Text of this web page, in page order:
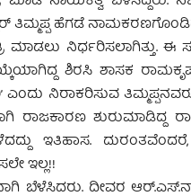
ಹೆಗಡೆ
ನಿರ್ಧರಿಸಲಾಗಿತ್ತು. ಈ
ಶಿರಸಿ ಶಾಸಕ
ನಿರಾಕರಿಸುವ
ರಾಜಕಾರಣ ಶುರುಮಾಡಿದ್ದ
ಇತಿಹಾಸ.
ಇಲ್ಲ!!
ಬೆಳೆಸಿದರು. ದೀವರ